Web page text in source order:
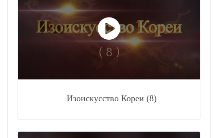
Изоискусство Кореи (8)